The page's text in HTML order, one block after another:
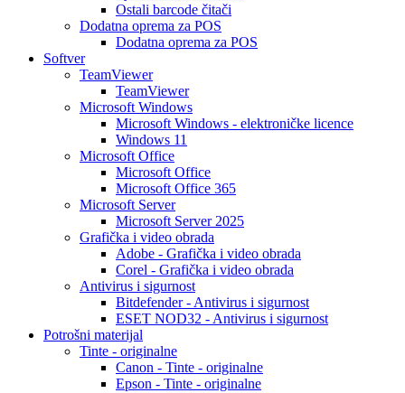
Ostali barcode čitači
Dodatna oprema za POS
Dodatna oprema za POS
Softver
TeamViewer
TeamViewer
Microsoft Windows
Microsoft Windows - elektroničke licence
Windows 11
Microsoft Office
Microsoft Office
Microsoft Office 365
Microsoft Server
Microsoft Server 2025
Grafička i video obrada
Adobe - Grafička i video obrada
Corel - Grafička i video obrada
Antivirus i sigurnost
Bitdefender - Antivirus i sigurnost
ESET NOD32 - Antivirus i sigurnost
Potrošni materijal
Tinte - originalne
Canon - Tinte - originalne
Epson - Tinte - originalne